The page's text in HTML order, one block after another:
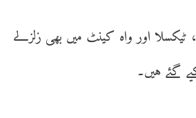
اور واہ کینٹ میں بھی زلزلے
گئے ہیں۔